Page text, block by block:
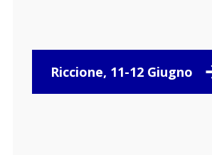
Riccione, 11-12 Giugno